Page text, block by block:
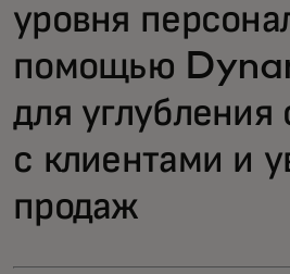
уровня
помощью
для
с клиентами и
продаж